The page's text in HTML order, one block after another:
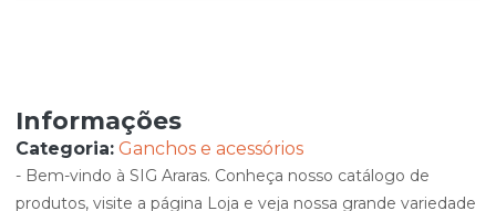
Informações
Categoria: Ganchos e acessórios
- Bem-vindo à SIG Araras. Conheça nosso catálogo de
produtos, visite a página Loja e veja nossa grande variedade